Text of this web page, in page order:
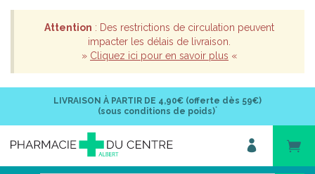
Attention : Des restrictions de circulation peuvent
impacter les délais de livraison.
» Cliquez ici pour en savoir plus «
LIVRAISON À PARTIR DE 4,90€ (offerte dès 59€)
(sous conditions de poids)*